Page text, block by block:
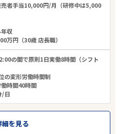
売者手当10,000円/月（研修中は5,000
収
万円（30歳 店長職）
の間で原則1日実働8時間（シフト
の変形労働時間制
時間40時間
/日
細を見る